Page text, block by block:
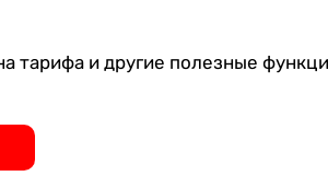
тарифа и другие полезные